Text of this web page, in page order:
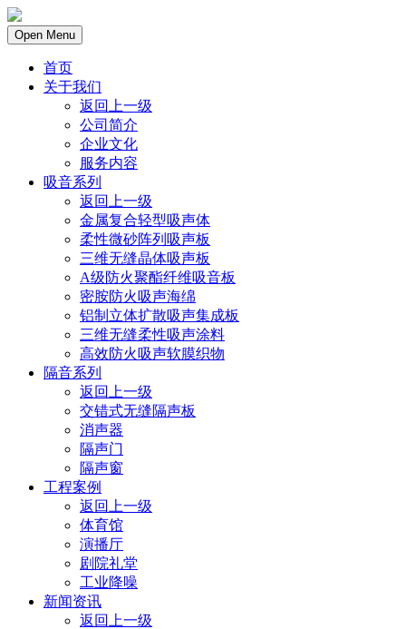
Open Menu
首页
关于我们
返回上一级
公司简介
企业文化
服务内容
吸音系列
返回上一级
金属复合轻型吸声体
柔性微砂阵列吸声板
三维无缝晶体吸声板
A级防火聚酯纤维吸音板
密胺防火吸声海绵
铝制立体扩散吸声集成板
三维无缝柔性吸声涂料
高效防火吸声软膜织物
隔音系列
返回上一级
交错式无缝隔声板
消声器
隔声门
隔声窗
工程案例
返回上一级
体育馆
演播厅
剧院礼堂
工业降噪
新闻资讯
返回上一级